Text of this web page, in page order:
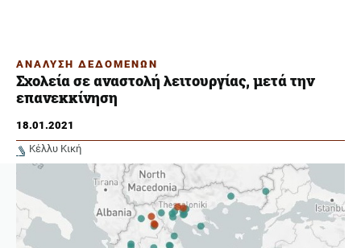
ΑΝΑΛΥΣΗ ΔΕΔΟΜΕΝΩΝ
Σχολεία σε αναστολή λειτουργίας, μετά την
επανεκκίνηση
18.01.2021
Κέλλυ Κική